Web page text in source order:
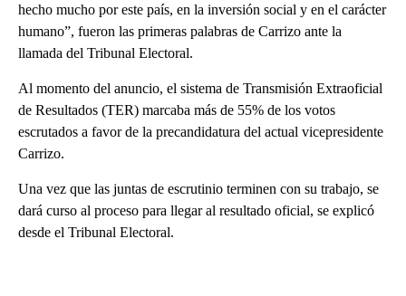
hecho mucho por este país, en la inversión social y en el carácter
humano”, fueron las primeras palabras de Carrizo ante la
llamada del Tribunal Electoral.
Al momento del anuncio, el sistema de Transmisión Extraoficial
de Resultados (TER) marcaba más de 55% de los votos
escrutados a favor de la precandidatura del actual vicepresidente
Carrizo.
Una vez que las juntas de escrutinio terminen con su trabajo, se
dará curso al proceso para llegar al resultado oficial, se explicó
desde el Tribunal Electoral.